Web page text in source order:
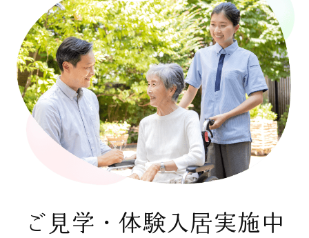
ご見学・体験入居実施中